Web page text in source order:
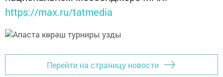
https://max.ru/tatmedia
Перейти на страницу новости